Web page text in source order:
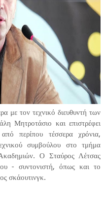
με τον τεχνικό διευθυντή των
Μητροτάσιο και επιστρέφει
περίπου τέσσερα χρόνια,
συμβούλου στο τμήμα
Ο Σταύρος Λέτσας
- συντονιστή, όπως και το
σκάουτινγκ.